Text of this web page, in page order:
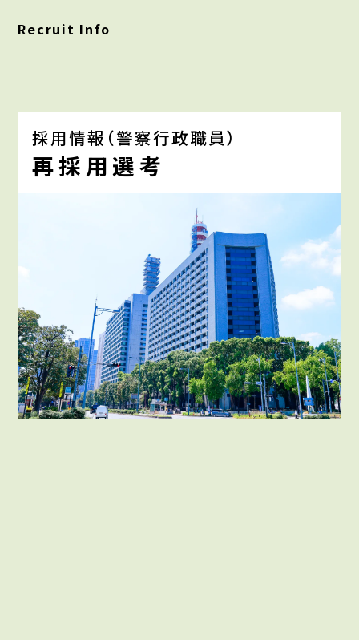
Recruit Info
採用情報（警察行政職員）
再採用選考